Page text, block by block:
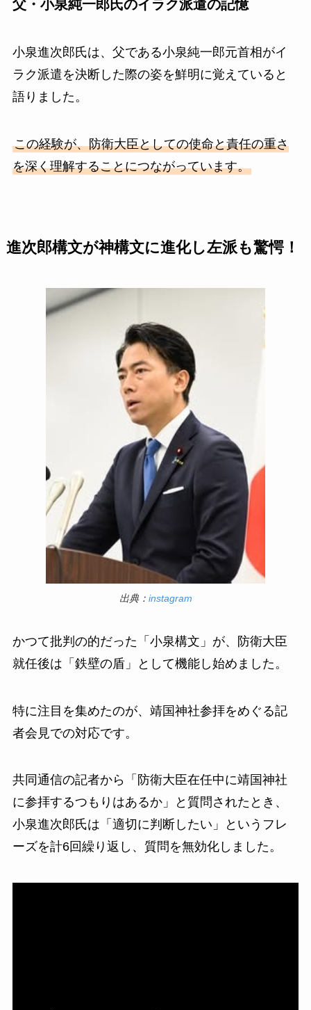
父・小泉純一郎氏のイラク派遣の記憶
小泉進次郎氏は、父である小泉純一郎元首相がイ
ラク派遣を決断した際の姿を鮮明に覚えていると
語りました。
この経験が、防衛大臣としての使命と責任の重さ
を深く理解することにつながっています。
進次郎構文が神構文に進化し左派も驚愕！
出典： instagram
かつて批判の的だった「小泉構文」が、防衛大臣
就任後は「鉄壁の盾」として機能し始めました。
特に注目を集めたのが、靖国神社参拝をめぐる記
者会見での対応です。
共同通信の記者から「防衛大臣在任中に靖国神社
に参拝するつもりはあるか」と質問されたとき、
小泉進次郎氏は「適切に判断したい」というフレ
ーズを計6回繰り返し、質問を無効化しました。